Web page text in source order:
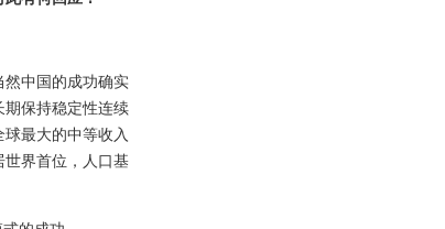
然中国的成功确实
期保持稳定性连续
最大的中等收入
世界首位，人口基